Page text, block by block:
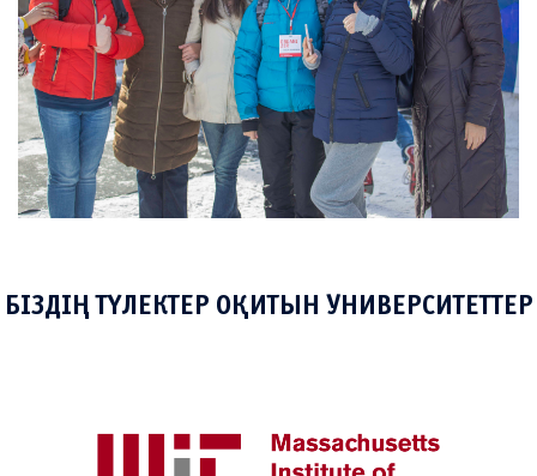
БІЗДІҢ ТҮЛЕКТЕР ОҚИТЫН УНИВЕРСИТЕТТЕР